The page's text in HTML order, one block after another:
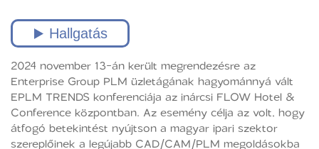
2024 november 13-án került megrendezésre az
Enterprise Group PLM üzletágának hagyománnyá vált
EPLM TRENDS konferenciája az inárcsi FLOW Hotel &
Conference központban. Az esemény célja az volt, hogy
átfogó betekintést nyújtson a magyar ipari szektor
szereplőinek a legújabb CAD/CAM/PLM megoldásokba